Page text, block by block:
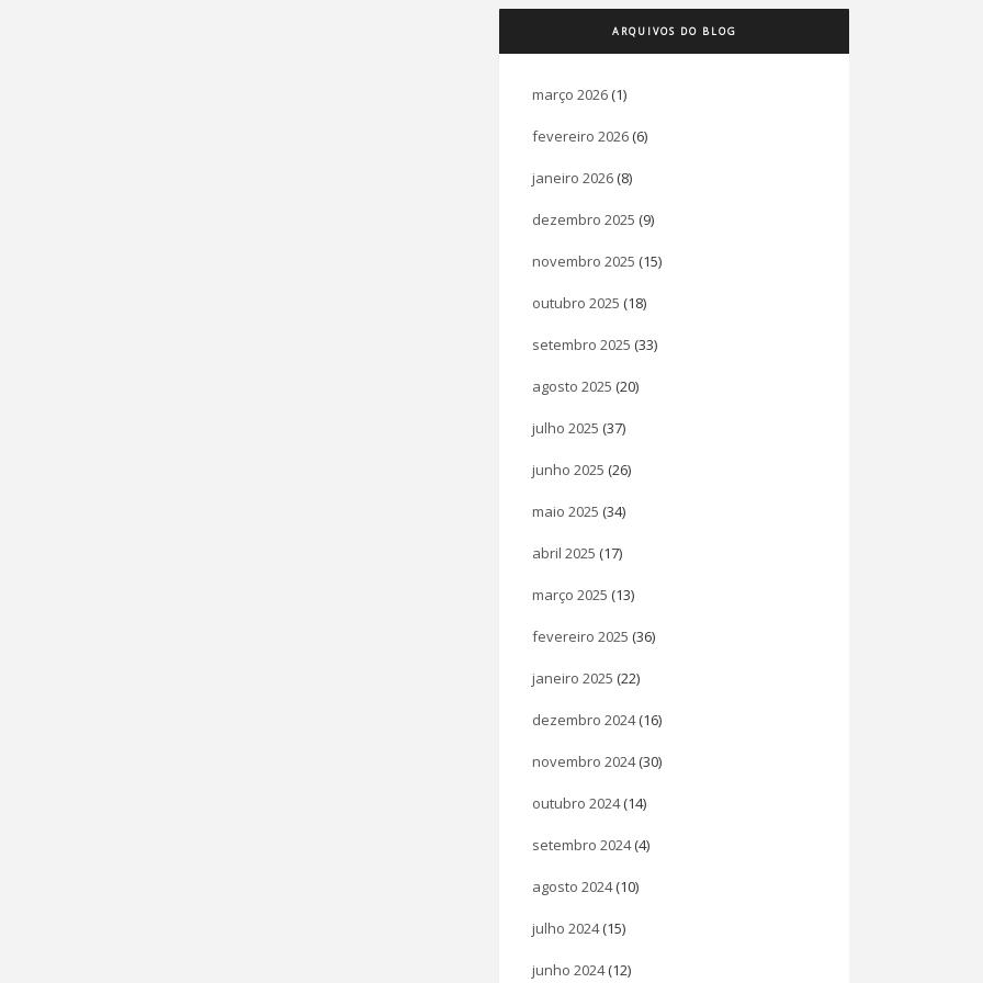
ARQUIVOS DO BLOG
março 2026 (1)
fevereiro 2026 (6)
janeiro 2026 (8)
dezembro 2025 (9)
novembro 2025 (15)
outubro 2025 (18)
setembro 2025 (33)
agosto 2025 (20)
julho 2025 (37)
junho 2025 (26)
maio 2025 (34)
abril 2025 (17)
março 2025 (13)
fevereiro 2025 (36)
janeiro 2025 (22)
dezembro 2024(16)
novembro 2024(30)
outubro 2024(14)
setembro 2024(4)
agosto 2024(10)
julho 2024(15)
junho 2024(12)